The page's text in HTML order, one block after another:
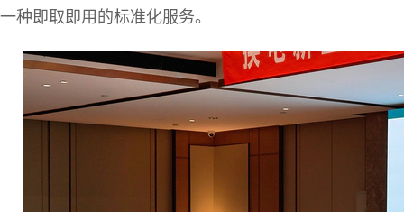
一种即取即用的标准化服务。